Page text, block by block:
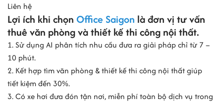
Liên hệ
Lợi ích khi chọn Office Saigon là đơn vị tư vấn
thuê văn phòng và thiết kế thi công nội thất.
1. Sử dụng AI phân tích nhu cầu đưa ra giải pháp chỉ từ 7 –
10 phút.
2. Kết hợp tìm văn phòng & thiết kế thi công nội thất giúp
tiết kiệm đến 30%.
3. Có xe hơi đưa đón tận nơi, miễn phí toàn bộ dịch vụ trong